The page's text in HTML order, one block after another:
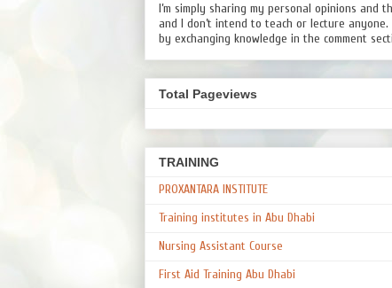
I’m simply sharing my personal opinions and
and I don’t intend to teach or lecture
by exchanging knowledge in the comment
Total Pageviews
TRAINING
PROXANTARA INSTITUTE
Training institutes in Abu Dhabi
Nursing Assistant Course
First Aid Training Abu Dhabi